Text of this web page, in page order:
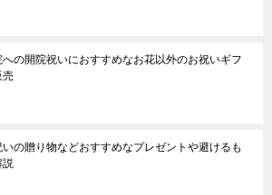
への開院祝いにおすすめなお花以外のお祝いギフ
売
いの贈り物などおすすめなプレゼントや避けるも
説